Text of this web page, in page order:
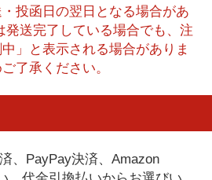
投函日の翌日となる場合があ
発送完了している場合でも、注
」と表示される場合がありま
了承ください。
、PayPay決済、Amazon